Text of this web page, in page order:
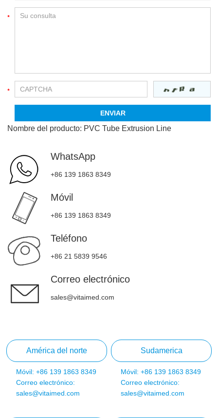
Nombre del producto: PVC Tube Extrusion Line
WhatsApp
+86 139 1863 8349
Móvil
+86 139 1863 8349
Teléfono
+86 21 5839 9546
Correo electrónico
sales@vitaimed.com
América del norte
Móvil: +86 139 1863 8349
Correo electrónico:
sales@vitaimed.com
Sudamerica
Móvil: +86 139 1863 8349
Correo electrónico:
sales@vitaimed.com